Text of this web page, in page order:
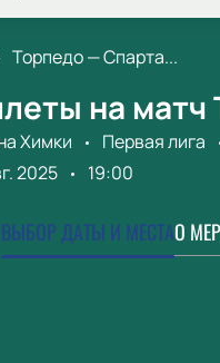
Торпедо — Спарта...
на матч
Химки Первая лига
2025
19:00
ВЫБОР ДАТЫ И МЕСТАО